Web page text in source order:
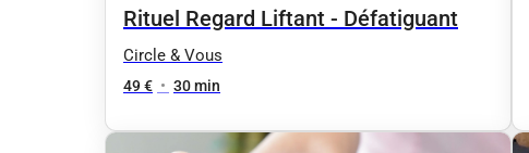
Rituel Regard Liftant - Défatiguant
Circle & Vous
49 € • 30 min